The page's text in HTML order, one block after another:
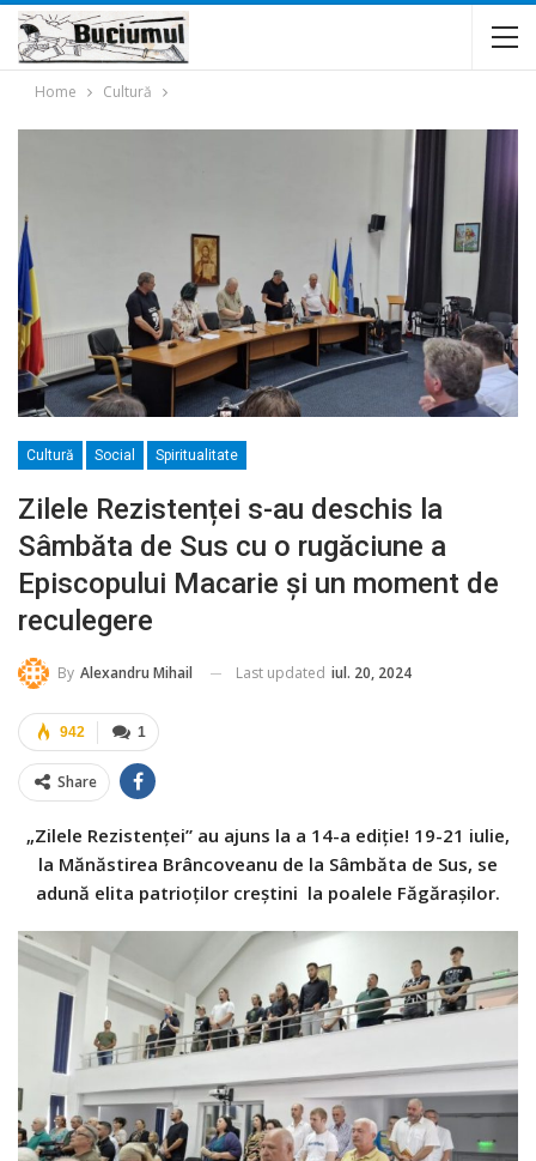
Home Cultură
Cultură Social Spiritualitate
Zilele Rezistenței s-au deschis la
Sâmbăta de Sus cu o rugăciune a
Episcopului Macarie și un moment de
reculegere
By Alexandru Mihail Last updated iul. 20, 2024
1
942
Share
„Zilele Rezistenței” au ajuns la a 14-a ediție! 19-21 iulie,
la Mănăstirea Brâncoveanu de la Sâmbăta de Sus, se
adună elita patrioților creștini la poalele Făgărașilor.